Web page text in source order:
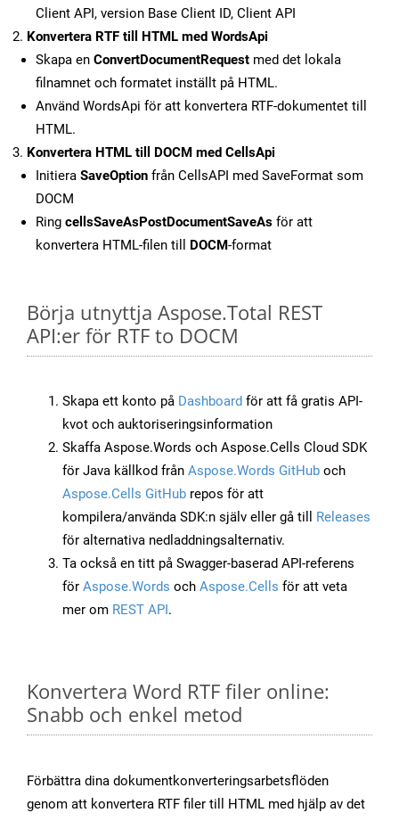
Client API, version Base Client ID, Client API
Konvertera RTF till HTML med WordsApi
Skapa en ConvertDocumentRequest med det lokala
filnamnet och formatet inställt på HTML.
Använd WordsApi för att konvertera RTF-dokumentet till
HTML.
Konvertera HTML till DOCM med CellsApi
Initiera SaveOption från CellsAPI med SaveFormat som
DOCM
Ring cellsSaveAsPostDocumentSaveAs för att
konvertera HTML-filen till DOCM-format
Börja utnyttja Aspose.Total REST
API:er för RTF to DOCM
Skapa ett konto på Dashboard för att få gratis API-
kvot och auktoriseringsinformation
Skaffa Aspose.Words och Aspose.Cells Cloud SDK
för Java källkod från Aspose.Words GitHub och
Aspose.Cells GitHub repos för att
kompilera/använda SDK:n själv eller gå till Releases
för alternativa nedladdningsalternativ.
Ta också en titt på Swagger-baserad API-referens
för Aspose.Words och Aspose.Cells för att veta
mer om REST API.
Konvertera Word RTF filer online:
Snabb och enkel metod
Förbättra dina dokumentkonverteringsarbetsflöden
genom att konvertera RTF filer till HTML med hjälp av det